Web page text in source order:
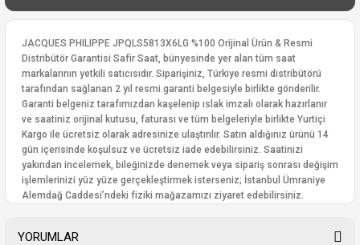
JACQUES PHILIPPE JPQLS5813X6LG %100 Orijinal Ürün & Resmi
Distribütör Garantisi Safir Saat, bünyesinde yer alan tüm saat
markalarının yetkili satıcısıdır. Siparişiniz, Türkiye resmi distribütörü
tarafından sağlanan 2 yıl resmi garanti belgesiyle birlikte gönderilir.
Garanti belgeniz tarafımızdan kaşelenip ıslak imzalı olarak hazırlanır
ve saatiniz orijinal kutusu, faturası ve tüm belgeleriyle birlikte Yurtiçi
Kargo ile ücretsiz olarak adresinize ulaştırılır. Satın aldığınız ürünü 14
gün içerisinde koşulsuz ve ücretsiz iade edebilirsiniz. Saatinizi
yakından incelemek, bileğinizde denemek veya sipariş sonrası değişim
işlemlerinizi yüz yüze gerçekleştirmek isterseniz; İstanbul Ümraniye
Alemdağ Caddesi’ndeki fiziki mağazamızı ziyaret edebilirsiniz.
YORUMLAR